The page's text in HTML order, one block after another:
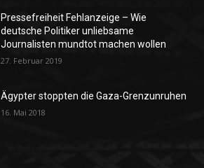
Pressefreiheit Fehlanzeige – Wie
deutsche Politiker unliebsame
Journalisten mundtot machen wollen
27. Februar 2019
Ägypter stoppten die Gaza-Grenzunruhen
16. Mai 2018